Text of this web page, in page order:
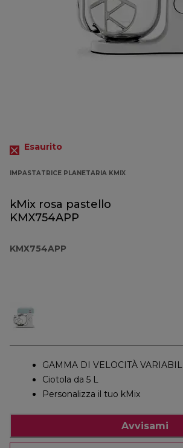
Esaurito
IMPASTATRICE PLANETARIA KMIX
kMix rosa pastello
KMX754APP
KMX754APP
GAMMA DI VELOCITÀ VARIABILI
Ciotola da 5 L
Personalizza il tuo kMix
Avvisami